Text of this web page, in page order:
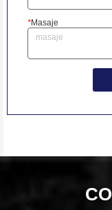
*Masaje